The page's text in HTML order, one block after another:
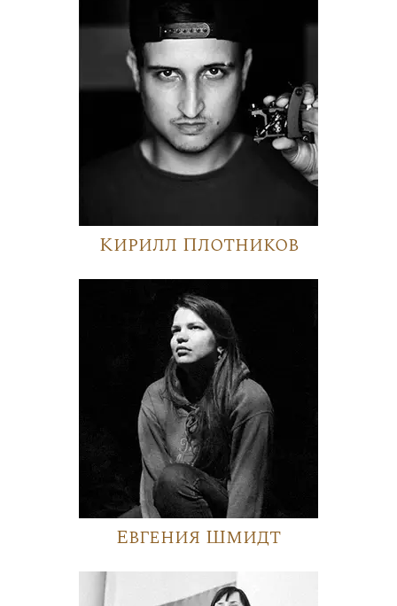
Кирилл Плотников
Евгения Шмидт